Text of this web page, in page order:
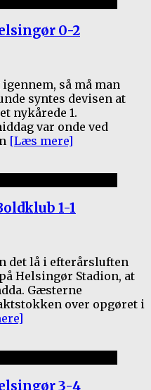
0-2
så må man
syntes devisen at
nykårede 1.
var onde ved
[Læs mere]
1-1
det lå i efterårsluften
Helsingør Stadion, at
Gæsterne
over opgøret i
3-4